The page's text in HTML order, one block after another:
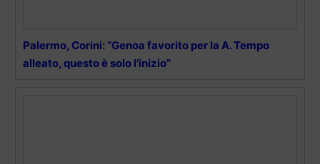
Palermo, Corini: “Genoa favorito per la A. Tempo
alleato, questo è solo l’inizio”